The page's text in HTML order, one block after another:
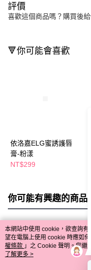
評價
喜歡這個商品嗎？購買後
🔻你可能會喜歡
依洛嘉ELG蜜誘護唇
膏-粉漾
NT$299
你可能有興趣的商品
熱門標籤
本網站中使用 cookie，欲查詢有
望在電腦上使用 cookie 時應如
權條款 」之 Cookie 聲明。您繼
用條款之 Cookie 聲明使用
了解更多 >